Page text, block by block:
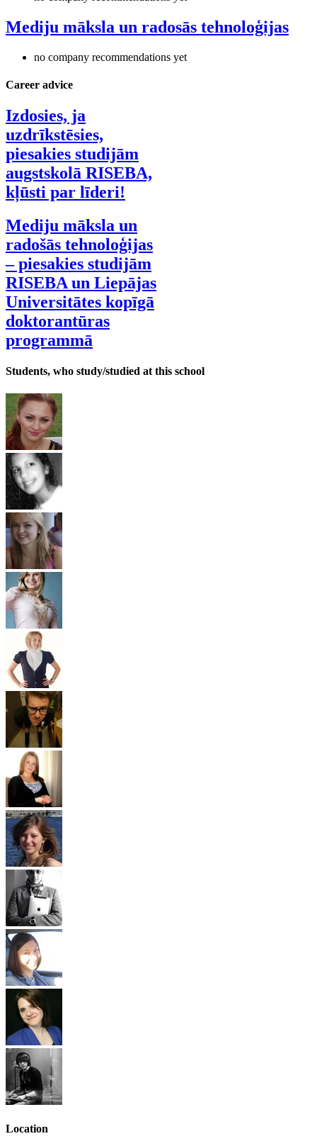
Mediju māksla un radosās tehnoloģijas
no company recommendations yet
Career advice
Izdosies, ja
uzdrīkstēsies,
piesakies studijām
augstskolā RISEBA,
kļūsti par līderi!
Mediju māksla un
radošās tehnoloģijas
– piesakies studijām
RISEBA un Liepājas
Universitātes kopīgā
doktorantūras
programmā
Students, who study/studied at this school
Location